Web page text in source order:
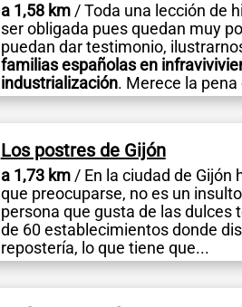
a 1,58 km/ Toda una lección de
ser obligada pues quedan muy
puedan dar testimonio,
familias españolas en
industrialización. Merece la pena
Los postres de Gijón
a 1,73 km/ En la ciudad de Gijón
que preocuparse, no es un
persona que gusta de las dulces
de 60 establecimientos donde
repostería, lo que tiene que...